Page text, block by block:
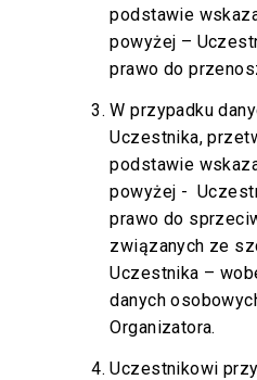
podstawie
powyżej –
prawo do
W przypadku
Uczestnika,
podstawie
powyżej -
prawo do
związanych ze
Uczestnika –
danych
Organizatora.
Uczestnikowi